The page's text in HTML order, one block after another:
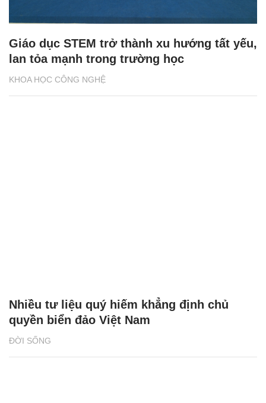
KHOA HỌC CÔNG NGHỆ
Giáo dục STEM trở thành xu hướng tất yếu,
lan tỏa mạnh trong trường học
ĐỜI SỐNG
Nhiều tư liệu quý hiếm khẳng định chủ
quyền biển đảo Việt Nam